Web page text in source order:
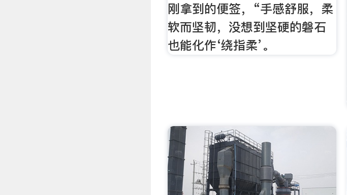
刚拿到的便签，“手感舒服，柔
软而坚韧，没想到坚硬的磐石
也能化作‘绕指柔’。